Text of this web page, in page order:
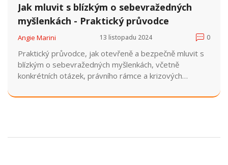
Jak mluvit s blízkým o sebevražedných
myšlenkách - Praktický průvodce
Angie Marini 13 listopadu 2024 0
Praktický průvodce, jak otevřeně a bezpečně mluvit s
blízkým o sebevražedných myšlenkách, včetně
konkrétních otázek, právního rámce a krizových